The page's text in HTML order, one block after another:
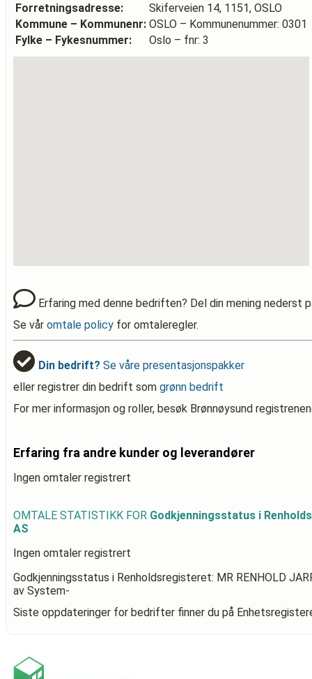
Forretningsadresse:
Skiferveien 14, 1151, OSLO
Kommune – Kommunenr: OSLO – Kommunenummer: 0301
Fylke – Fykesnummer:
Oslo – fnr: 3
Erfaring med denne bedriften? Del din mening nederst
Se vår omtale policy for omtaleregler.
Din bedrift? Se våre presentasjonspakker
eller registrer din bedrift som grønn bedrift
For mer informasjon og roller, besøk Brønnøysund
Erfaring fra andre kunder og leverandører
Ingen omtaler registrert
OMTALE STATISTIKK FOR Godkjenningsstatus i
AS
Ingen omtaler registrert
Godkjenningsstatus i Renholdsregisteret: MR RENHOLD
av System-
Siste oppdateringer for bedrifter finner du på